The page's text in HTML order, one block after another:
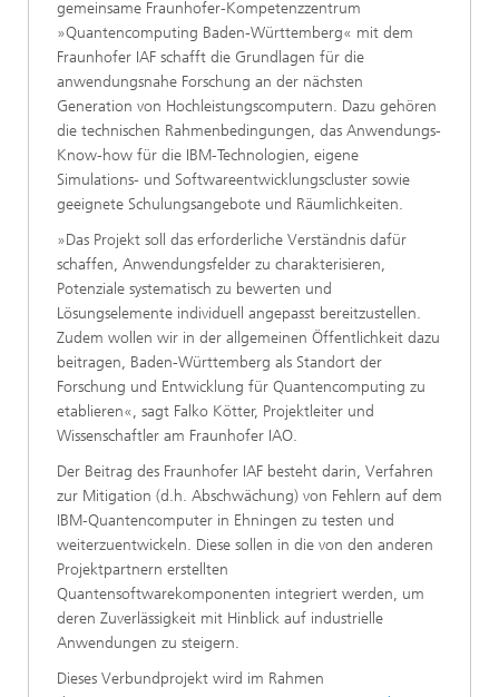
gemeinsame Fraunhofer-Kompetenzzentrum
»Quantencomputing Baden-Württemberg« mit dem
Fraunhofer IAF schafft die Grundlagen für die
anwendungsnahe Forschung an der nächsten
Generation von Hochleistungscomputern. Dazu gehören
die technischen Rahmen­bedingungen, das Anwendungs-
Know-how für die IBM-Technologien, eigene
Simulations- und Softwareentwicklungscluster sowie
geeignete Schulungsangebote und Räumlichkeiten.
»Das Projekt soll das erforderliche Verständnis dafür
schaffen, Anwendungsfelder zu charakterisieren,
Potenziale systematisch zu bewerten und
Lösungselemente individuell angepasst bereitzustellen.
Zudem wollen wir in der allgemeinen Öffentlichkeit dazu
beitragen, Baden-Württemberg als Standort der
Forschung und Entwicklung für Quantencomputing zu
etablieren«, sagt Falko Kötter, Projektleiter und
Wissenschaftler am Fraunhofer IAO.
Der Beitrag des Fraunhofer IAF besteht darin, Verfahren
zur Mitigation (d.h. Abschwächung) von Fehlern auf dem
IBM-Quantencomputer in Ehningen zu testen und
weiterzuentwickeln. Diese sollen in die von den anderen
Projektpartnern erstellten
Quantensoftwarekomponenten integriert werden, um
deren Zuverlässigkeit mit Hinblick auf industrielle
Anwendungen zu steigern.
Dieses Verbundprojekt wird im Rahmen